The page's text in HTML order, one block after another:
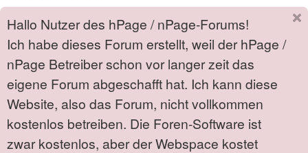
Hallo Nutzer des hPage / nPage-Forums!
Ich habe dieses Forum erstellt, weil der hPage /
nPage Betreiber schon vor langer zeit das
eigene Forum abgeschafft hat. Ich kann diese
Website, also das Forum, nicht vollkommen
kostenlos betreiben. Die Foren-Software ist
zwar kostenlos, aber der Webspace kostet